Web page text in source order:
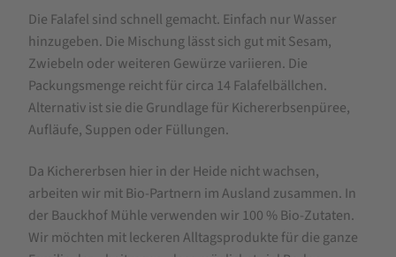
Die Falafel sind schnell gemacht. Einfach nur Wasser
hinzugeben. Die Mischung lässt sich gut mit Sesam,
Zwiebeln oder weiteren Gewürze variieren. Die
Packungsmenge reicht für circa 14 Falafelbällchen.
Alternativ ist sie die Grundlage für Kichererbsenpüree,
Aufläufe, Suppen oder Füllungen.
Da Kichererbsen hier in der Heide nicht wachsen,
arbeiten wir mit Bio-Partnern im Ausland zusammen. In
der Bauckhof Mühle verwenden wir 100 % Bio-Zutaten.
Wir möchten mit leckeren Alltagsprodukte für die ganze